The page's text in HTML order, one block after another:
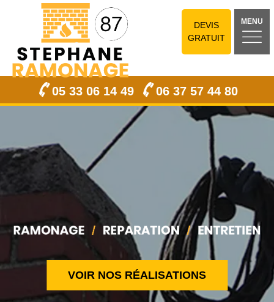
DEVIS
GRATUIT
MENU
05 33 06 14 49 06 37 57 44 80
VOIR NOS RÉALISATIONS